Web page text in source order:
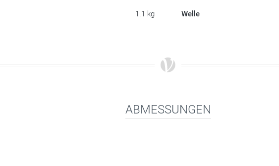
1.1 kg Welle
ABMESSUNGEN